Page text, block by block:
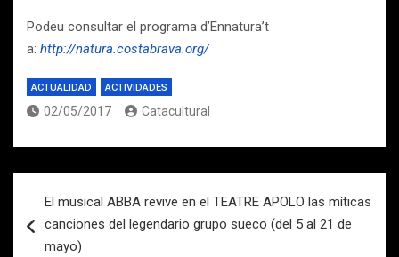
Podeu consultar el programa d’Ennatura’t
a: http://natura.costabrava.org/
ACTUALIDAD ACTIVIDADES
02/05/2017 Catacultural
de
entradas
El musical ABBA revive en el TEATRE APOLO las míticas
canciones del legendario grupo sueco (del 5 al 21 de
mayo)